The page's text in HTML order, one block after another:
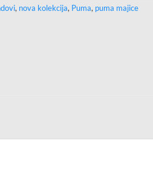
, nova kolekcija, Puma, puma majice